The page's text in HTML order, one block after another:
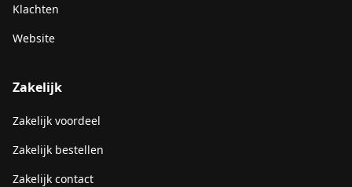
Klachten
Website
Zakelijk
Zakelijk voordeel
Zakelijk bestellen
Zakelijk contact